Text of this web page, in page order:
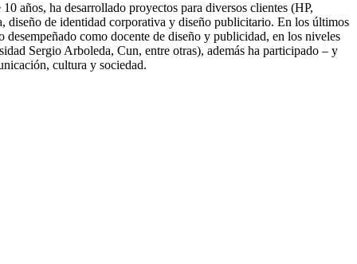
años, ha desarrollado proyectos para diversos clientes (HP,
de identidad corporativa y diseño publicitario. En los últimos
como docente de diseño y publicidad, en los niveles
Sergio Arboleda, Cun, entre otras), además ha participado – y
cultura y sociedad.